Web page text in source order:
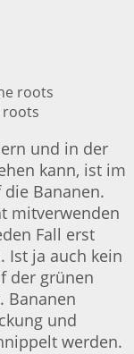
roots
und in der
kann, ist im
Bananen.
mitverwenden
Fall erst
Ist ja auch kein
der grünen
Bananen
und
werden.